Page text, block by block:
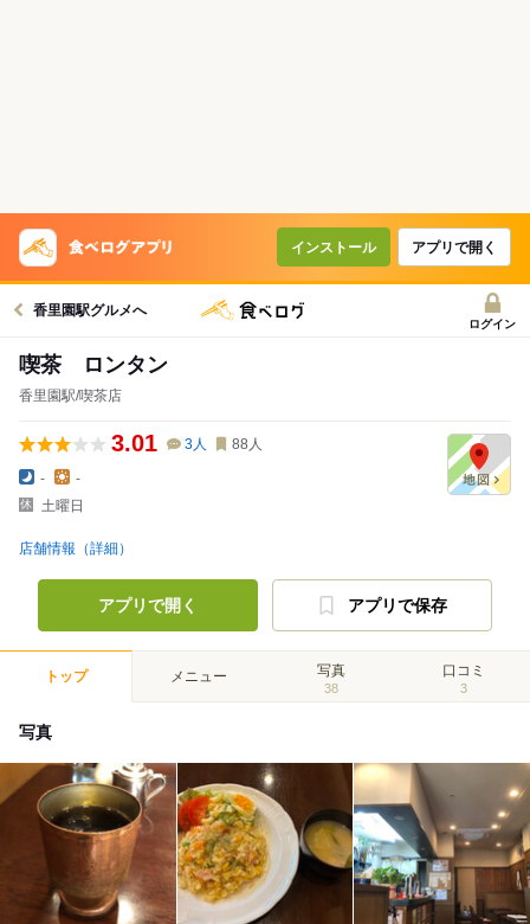
インストール アプリで開く
香里園駅グルメへ
ログイン
喫茶 ロンタン
香里園駅/喫茶店
3.01 3人 88 人
-
-
土曜日
店舗情報（詳細）
アプリで開く アプリで保存
トップ メニュー 写真
38
口コミ
3
写真